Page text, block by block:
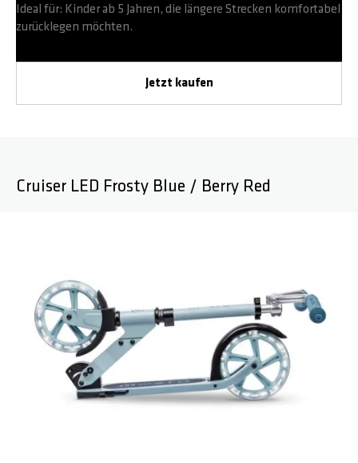
Ideal für: Kinder ab 5 Jahren, die längere Strecken komfortabel
zurücklegen möchten.
Jetzt kaufen
Cruiser LED Frosty Blue / Berry Red